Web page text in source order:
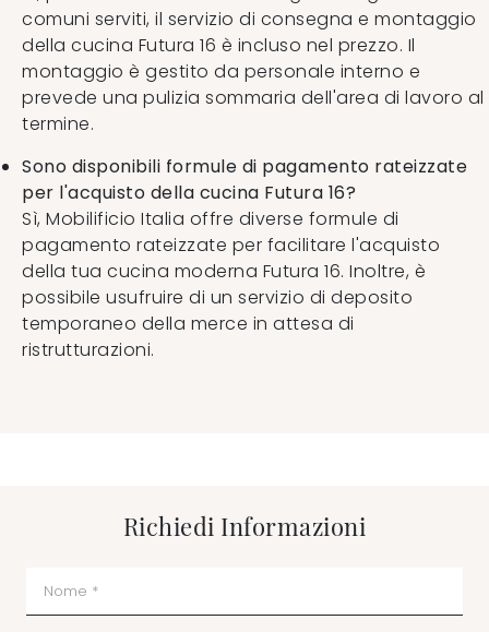
comuni serviti, il servizio di consegna e montaggio
della cucina Futura 16 è incluso nel prezzo. Il
montaggio è gestito da personale interno e
prevede una pulizia sommaria dell'area di lavoro al
termine.
Sono disponibili formule di pagamento rateizzate
per l'acquisto della cucina Futura 16?
Sì, Mobilificio Italia offre diverse formule di
pagamento rateizzate per facilitare l'acquisto
della tua cucina moderna Futura 16. Inoltre, è
possibile usufruire di un servizio di deposito
temporaneo della merce in attesa di
ristrutturazioni.
Richiedi Informazioni